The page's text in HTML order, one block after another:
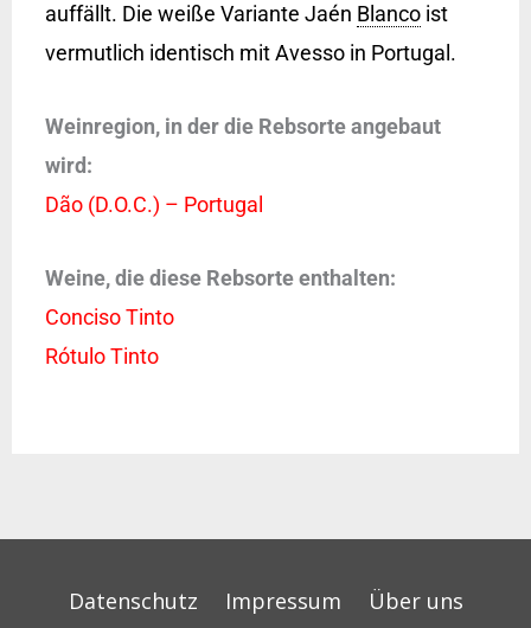
auffällt. Die weiße Variante Jaén Blancoist
vermutlich identisch mit Avesso in Portugal.
Weinregion, in der die Rebsorte angebaut
wird:
Dão (D.O.C.) – Portugal
Weine, die diese Rebsorte enthalten:
Conciso Tinto
Rótulo Tinto
Datenschutz Impressum
Über uns